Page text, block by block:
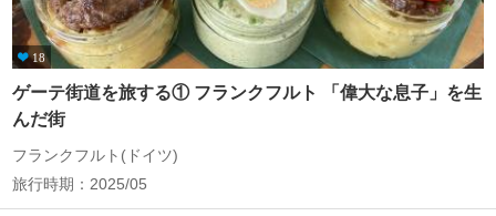
18
ゲーテ街道を旅する① フランクフルト 「偉大な息子」を生
んだ街
フランクフルト(ドイツ)
旅行時期：2025/05